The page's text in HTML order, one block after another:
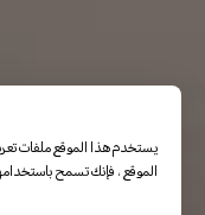
يستخدم هذا الموقع ملفات
الموقع ، فإنك تسمح